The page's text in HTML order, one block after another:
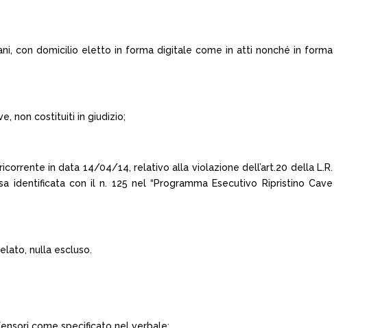
con domicilio eletto in forma digitale come in atti nonché in forma
non costituiti in giudizio;
in data 14/04/14, relativo alla violazione dell’art.20 della L.R.
identificata con il n. 125 nel “Programma Esecutivo Ripristino Cave
nulla escluso.